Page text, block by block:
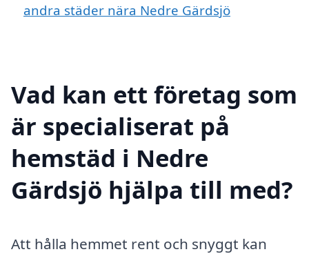
andra städer nära Nedre Gärdsjö
Vad kan ett företag som
är specialiserat på
hemstäd i Nedre
Gärdsjö hjälpa till med?
Att hålla hemmet rent och snyggt kan